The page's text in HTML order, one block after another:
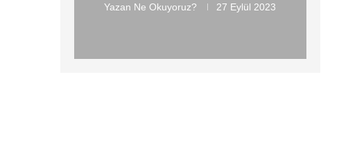
Yazan Ne Okuyoruz? 27 Eylül 2023